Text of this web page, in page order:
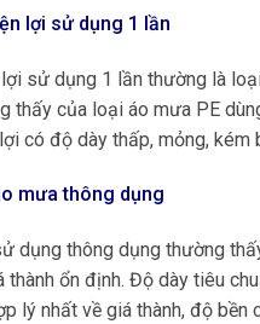
lợi sử dụng 1 lần
sử dụng 1 lần thường là
thấy của loại áo mưa PE
có độ dày thấp, mỏng, kém
mưa thông dụng
dụng thông dụng thường
thành ổn định. Độ dày tiêu
lý nhất về giá thành, độ